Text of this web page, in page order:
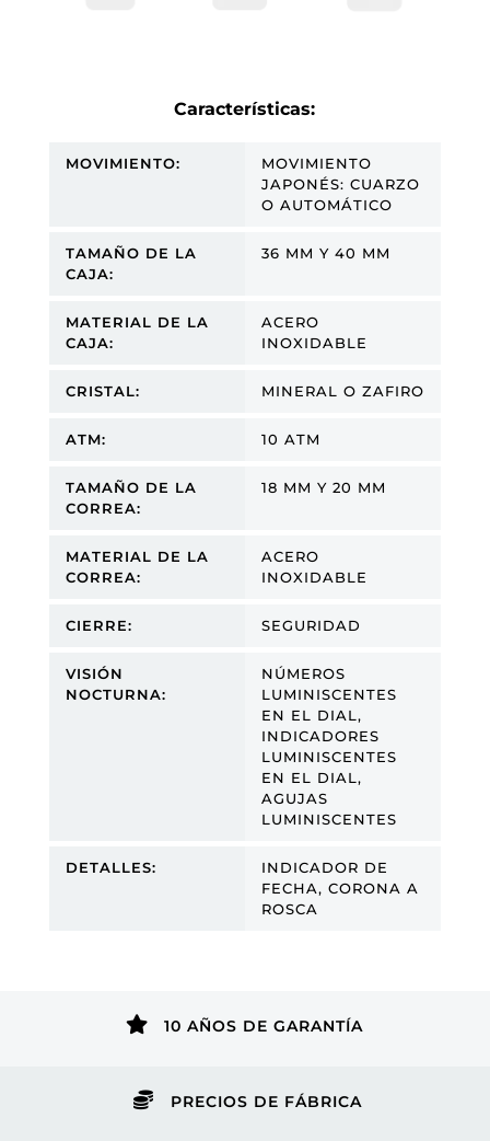
Características:
MOVIMIENTO:
MOVIMIENTO
JAPONÉS: CUARZO
O AUTOMÁTICO
TAMAÑO DE LA
CAJA:
36 MM Y 40 MM
MATERIAL DE LA
CAJA:
ACERO
INOXIDABLE
CRISTAL: MINERAL O ZAFIRO
ATM: 10 ATM
TAMAÑO DE LA
CORREA:
18 MM Y 20 MM
MATERIAL DE LA
CORREA:
ACERO
INOXIDABLE
CIERRE: SEGURIDAD
VISIÓN
NOCTURNA:
NÚMEROS
LUMINISCENTES
EN EL DIAL,
INDICADORES
LUMINISCENTES
EN EL DIAL,
AGUJAS
LUMINISCENTES
DETALLES:
INDICADOR DE
FECHA, CORONA A
ROSCA
 10 AÑOS DE GARANTÍA
 PRECIOS DE FÁBRICA